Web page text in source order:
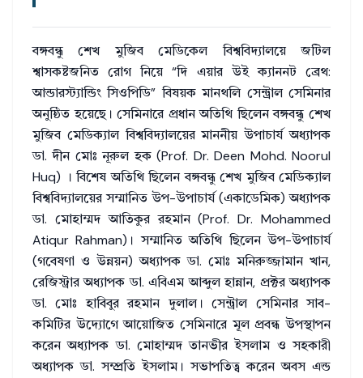
বঙ্গবন্ধু শেখ মুজিব মেডিকেল বিশ্ববিদ্যালয়ে জটিল
শ্বাসকষ্টজনিত রোগ নিয়ে “দি এয়ার উই ক্যাননট ব্রেথ:
আন্ডারস্ট্যান্ডিং সিওপিডি” বিষয়ক মানথলি সেন্ট্রাল সেমিনার
অনুষ্ঠিত হয়েছে। সেমিনারে প্রধান অতিথি ছিলেন বঙ্গবন্ধু শেখ
মুজিব মেডিক্যাল বিশ্ববিদ্যালয়ের মাননীয় উপাচার্য অধ্যাপক
ডা. দীন মোঃ নূরুল হক (Prof. Dr. Deen Mohd. Noorul
Huq) । বিশেষ অতিথি ছিলেন বঙ্গবন্ধু শেখ মুজিব মেডিক্যাল
বিশ্ববিদ্যালয়ের সম্মানিত উপ-উপাচার্য (একাডেমিক) অধ্যাপক
ডা. মোহাম্মদ আতিকুর রহমান (Prof. Dr. Mohammed
Atiqur Rahman)। সম্মানিত অতিথি ছিলেন উপ-উপাচার্য
(গবেষণা ও উন্নয়ন) অধ্যাপক ডা. মোঃ মনিরুজ্জামান খান,
রেজিস্ট্রার অধ্যাপক ডা. এবিএম আব্দুল হান্নান, প্রক্টর অধ্যাপক
ডা. মোঃ হাবিবুর রহমান দুলাল। সেন্ট্রাল সেমিনার সাব-
কমিটির উদ্যোগে আয়োজিত সেমিনারে মূল প্রবন্ধ উপস্থাপন
করেন অধ্যাপক ডা. মোহাম্মদ তানভীর ইসলাম ও সহকারী
অধ্যাপক ডা. সম্প্রতি ইসলাম। সভাপতিত্ব করেন অবস এন্ড